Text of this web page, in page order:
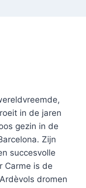
in de jaren
gezin in de
Zijn
succesvolle
Carme is de
dromen